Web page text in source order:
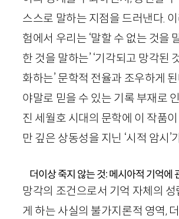
스스로 말하는 지점을 드러낸다. 이
험에서 우리는 ‘말할 수 없는 것을
한 것을 말하는’ ‘기각되고 망각된
화하는’ 문학적 전율과 조우하게 된
야말로 믿을 수 있는 기록 부재로
진 세월호 시대의 문학에 이 작품이
만 깊은 상동성을 지닌 ‘시적 암시’
더이상 죽지 않는 것: 메시아적 기억에
망각의 조건으로서 기억 자체의
게 하는 사실의 불가지론적 영역,